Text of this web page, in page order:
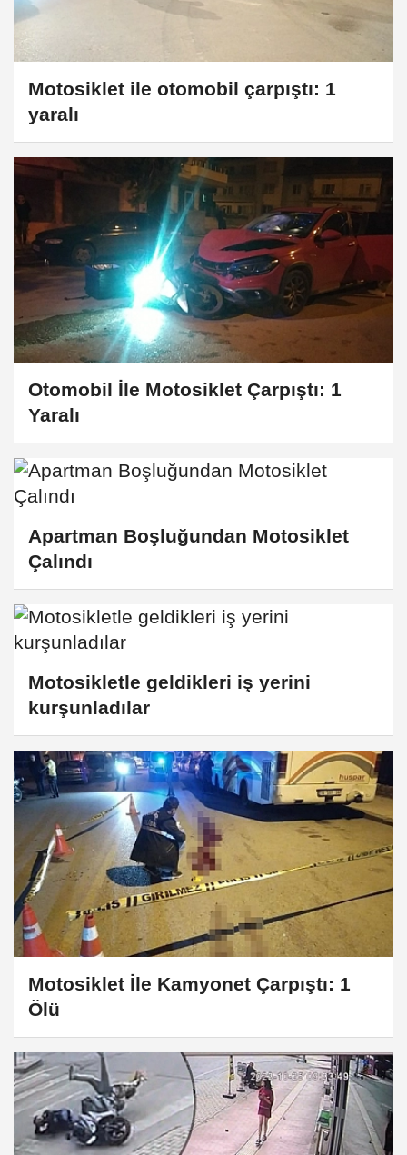
Motosiklet ile otomobil çarpıştı: 1
yaralı
Otomobil İle Motosiklet Çarpıştı: 1
Yaralı
Apartman Boşluğundan Motosiklet
Çalındı
Motosikletle geldikleri iş yerini
kurşunladılar
Motosiklet İle Kamyonet Çarpıştı: 1
Ölü